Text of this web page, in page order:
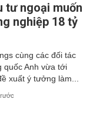
tư ngoại muốn
nghiệp 18 tỷ
cùng các đối tác
quốc Anh vừa tới
xuất ý tưởng làm...